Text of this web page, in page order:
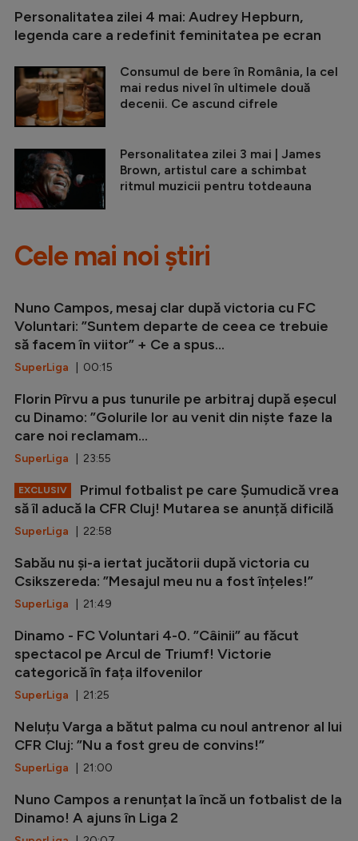
Personalitatea zilei 4 mai: Audrey Hepburn,
legenda care a redefinit feminitatea pe ecran
Consumul de bere în România, la cel
mai redus nivel în ultimele două
decenii. Ce ascund cifrele
Personalitatea zilei 3 mai | James
Brown, artistul care a schimbat
ritmul muzicii pentru totdeauna
Cele mai noi știri
Nuno Campos, mesaj clar după victoria cu FC
Voluntari: ”Suntem departe de ceea ce trebuie
să facem în viitor” + Ce a spus...
SuperLiga | 00:15
Florin Pîrvu a pus tunurile pe arbitraj după eșecul
cu Dinamo: ”Golurile lor au venit din niște faze la
care noi reclamam...
SuperLiga | 23:55
EXCLUSIV
Primul fotbalist pe care Șumudică vrea
să îl aducă la CFR Cluj! Mutarea se anunță dificilă
SuperLiga | 22:58
Sabău nu și-a iertat jucătorii după victoria cu
Csikszereda: ”Mesajul meu nu a fost înțeles!”
SuperLiga | 21:49
Dinamo - FC Voluntari 4-0. ”Câinii” au făcut
spectacol pe Arcul de Triumf! Victorie
categorică în fața ilfovenilor
SuperLiga | 21:25
Neluțu Varga a bătut palma cu noul antrenor al lui
CFR Cluj: ”Nu a fost greu de convins!”
SuperLiga | 21:00
Nuno Campos a renunțat la încă un fotbalist de la
Dinamo! A ajuns în Liga 2